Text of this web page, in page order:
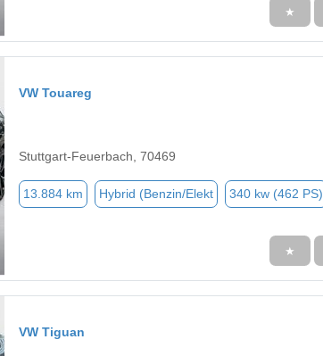
★
VW Touareg
Stuttgart-Feuerbach, 70469
13.884 km Hybrid (Benzin/Elekt 340 kw (462 PS)
★
VW Tiguan